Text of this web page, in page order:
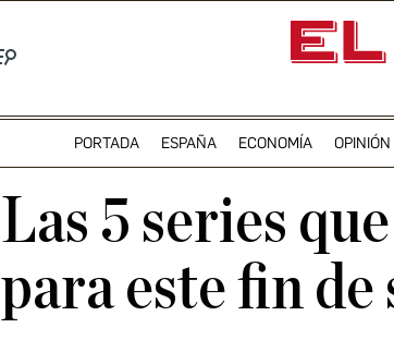
PORTADA ESPAÑA ECONOMÍA OPINIÓN
Las 5 series
para este fin de